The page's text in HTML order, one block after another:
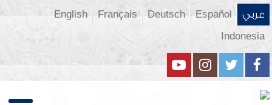
عربي Español
Deutsch
Français
English
Indonesia